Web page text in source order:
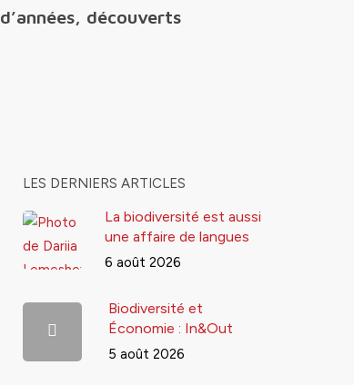
découverts
LES DERNIERS ARTICLES
La biodiversité est aussi
une affaire de langues
6 août 2026
Biodiversité et
Économie : In&Out
5 août 2026